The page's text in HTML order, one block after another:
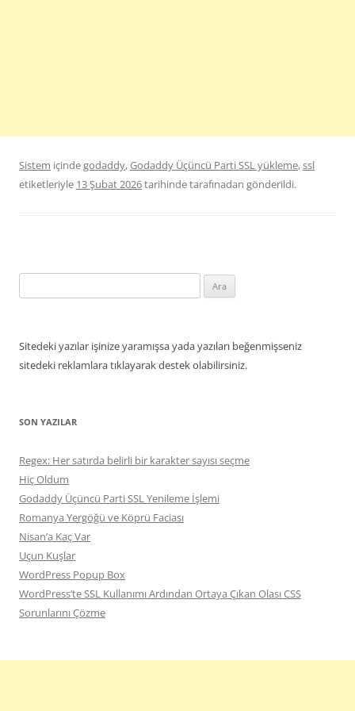
Sistem içindegodaddy,Godaddy Üçüncü Parti SSL yükleme,ssl
etiketleriyle 13 Şubat 2026tarihindetarafınadan gönderildi.
Sitedeki yazılar işinize yaramışsa yada yazıları beğenmişseniz
sitedeki reklamlara tıklayarak destek olabilirsiniz.
SON YAZILAR
Regex: Her satırda belirli bir karakter sayısı seçme
Hiç Oldum
Godaddy Üçüncü Parti SSL Yenileme İşlemi
Romanya Yergöğü ve Köprü Faciası
Nisan’a Kaç Var
Uçun Kuşlar
WordPress Popup Box
WordPress’te SSL Kullanımı Ardından Ortaya Çıkan Olası CSS
Sorunlarını Çözme